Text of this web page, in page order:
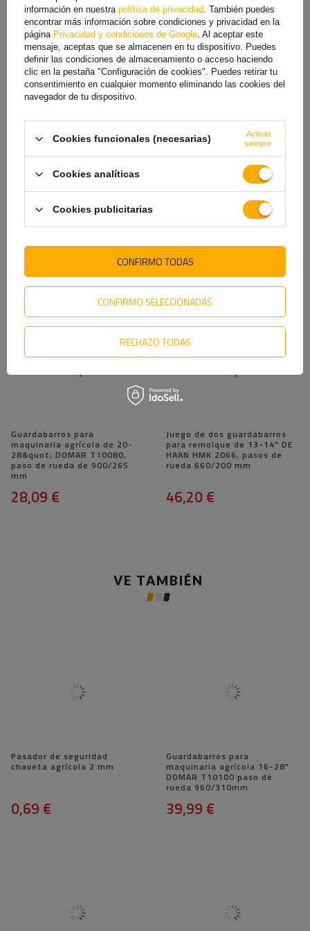
41,69 € 17,89 €
Juego de dos medios
guardabarros para remolque
DOMAR
DR1012201+DR1012202,
izquierdo+derecho
Guardabarros para remolque
de barco de 13&quot; DOMAR
D20422, paso de rueda de
950/240 mm
31,99 €
Guardabarros para
maquinaria agrícola de 20-
28&quot; DOMAR T10080,
paso de rueda de 900/265
mm
28,09 €
Juego de dos guardabarros
para remolque de 13-14" DE
HAAN HMK 2066, pasos de
rueda 660/200 mm
46,20 €
VE TAMBIÉN
Pasador de seguridad
chaveta agrícola 2 mm
0,69 €
Guardabarros para
maquinaria agrícola 16-28"
DOMAR T10100 paso de
rueda 960/310mm
39,99 €
información en nuestra política de privacidad. También puedes
encontrar más información sobre condiciones y privacidad en la
página Privacidad y condiciones de Google. Al aceptar este
mensaje, aceptas que se almacenen en tu dispositivo. Puedes
definir las condiciones de almacenamiento o acceso haciendo
clic en la pestaña "Configuración de cookies". Puedes retirar tu
consentimiento en cualquier momento eliminando las cookies del
navegador de tu dispositivo.
Cookies funcionales (necesarias)
Activas
siempre
Cookies analíticas
Cookies publicitarias
CONFIRMO SELECCIONADAS
RECHAZO TODAS
CONFIRMO TODAS